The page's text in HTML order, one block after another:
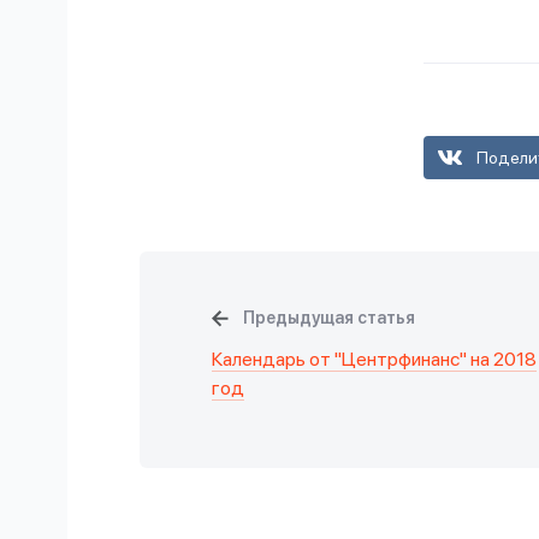
Предыдущая статья
Календарь от "Центрфинанс" на 2018
год